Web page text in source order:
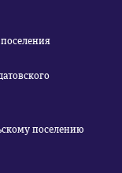
поселению